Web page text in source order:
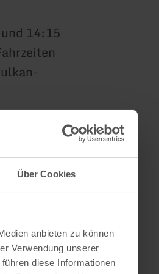
Über Cookies
anbieten zu können
Verwendung unserer
diese Informationen
14:15